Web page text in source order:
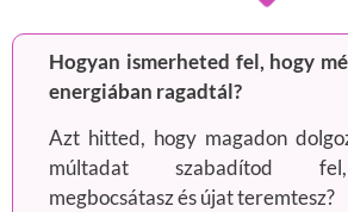
Hogyan ismerheted fel, hogy
energiában ragadtál?
Azt hitted, hogy magadon
múltadat szabadítod
megbocsátasz és újat teremtesz?